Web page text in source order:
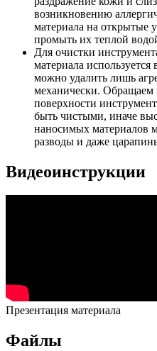
возникновению
материала на открытые
промыть их теплой
Для очистки
материала
можно удалить лишь
механически. Обращаем
поверхности
быть чистыми, иначе
наносимых материалов
разводы и даже
Видеоинструкции
Презентация материала
Файлы